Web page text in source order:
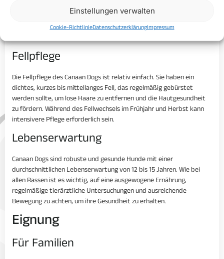
Einstellungen verwalten
Cookie-RichtlinieDatenschutzerklärungImpressum
Engagement an der Erziehung und Sozialisierung zu arbeiten.
Pflege und Gesundheit
Fellpflege
Die Fellpflege des Canaan Dogs ist relativ einfach. Sie haben ein
dichtes, kurzes bis mittellanges Fell, das regelmäßig gebürstet
werden sollte, um lose Haare zu entfernen und die Hautgesundheit
zu fördern. Während des Fellwechsels im Frühjahr und Herbst kann
intensivere Pflege erforderlich sein.
Lebenserwartung
Canaan Dogs sind robuste und gesunde Hunde mit einer
durchschnittlichen Lebenserwartung von 12 bis 15 Jahren. Wie bei
allen Rassen ist es wichtig, auf eine ausgewogene Ernährung,
regelmäßige tierärztliche Untersuchungen und ausreichende
Bewegung zu achten, um ihre Gesundheit zu erhalten.
Eignung
Für Familien